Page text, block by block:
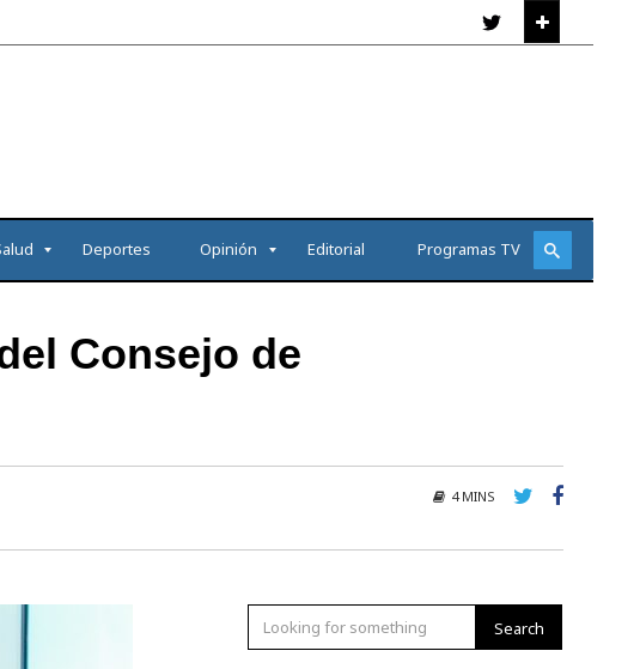
Deportes Opinión Editorial Programas TV
Consejo de
4 MINS
Search